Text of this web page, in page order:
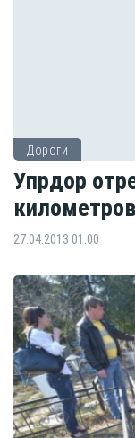
Дороги
Упрдор
27.04.2013 01:00